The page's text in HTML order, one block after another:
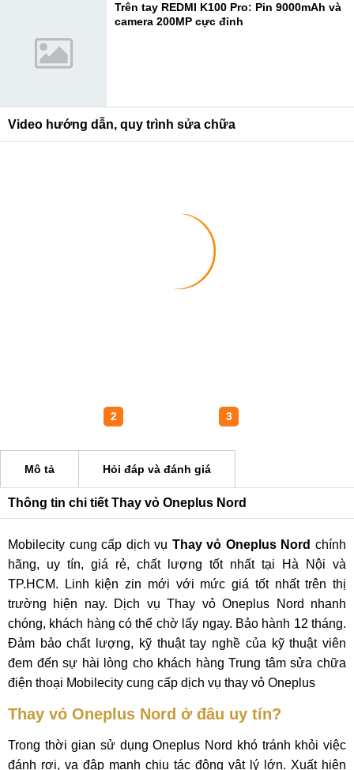
Trên tay REDMI K100 Pro: Pin 9000mAh và
camera 200MP cực đỉnh
Video hướng dẫn, quy trình sửa chữa
Mô tả Hỏi đáp và đánh giá
Thông tin chi tiết Thay vỏ Oneplus Nord
Mobilecity cung cấp dịch vụ Thay vỏ Oneplus Nord chính
hãng, uy tín, giá rẻ, chất lượng tốt nhất tại Hà Nội và
TP.HCM. Linh kiện zin mới với mức giá tốt nhất trên thị
trường hiện nay. Dịch vụ Thay vỏ Oneplus Nord nhanh
chóng, khách hàng có thể chờ lấy ngay. Bảo hành 12 tháng.
Đảm bảo chất lượng, kỹ thuật tay nghề của kỹ thuật viên
đem đến sự hài lòng cho khách hàng Trung tâm sửa chữa
điện thoại Mobilecity cung cấp dịch vụ thay vỏ Oneplus
Thay vỏ Oneplus Nord ở đâu uy tín?
Trong thời gian sử dụng Oneplus Nord khó tránh khỏi việc
đánh rơi, va đập mạnh chịu tác động vật lý lớn. Xuất hiện